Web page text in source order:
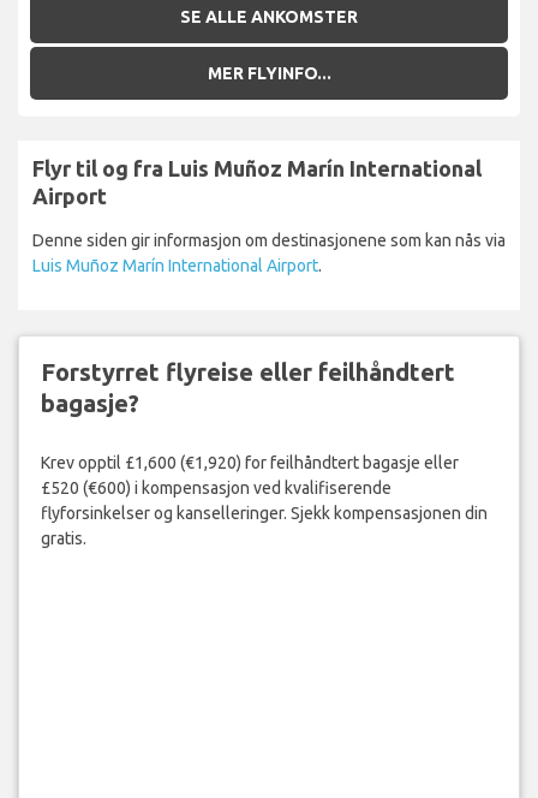
SE ALLE ANKOMSTER
MER FLYINFO...
Flyr til og fra Luis Muñoz Marín International
Airport
Denne siden gir informasjon om destinasjonene som kan nås via
Luis Muñoz Marín International Airport.
Forstyrret flyreise eller feilhåndtert
bagasje?
Krev opptil £1,600 (€1,920) for feilhåndtert bagasje eller
£520 (€600) i kompensasjon ved kvalifiserende
flyforsinkelser og kanselleringer. Sjekk kompensasjonen din
gratis.